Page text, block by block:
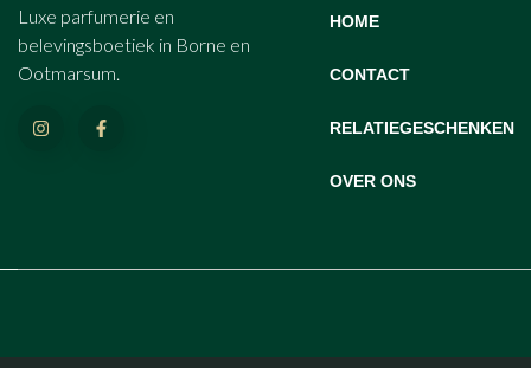
Luxe parfumerie en
belevingsboetiek in Borne en
Ootmarsum.
HOME
CONTACT
RELATIEGESCHENKEN
OVER ONS